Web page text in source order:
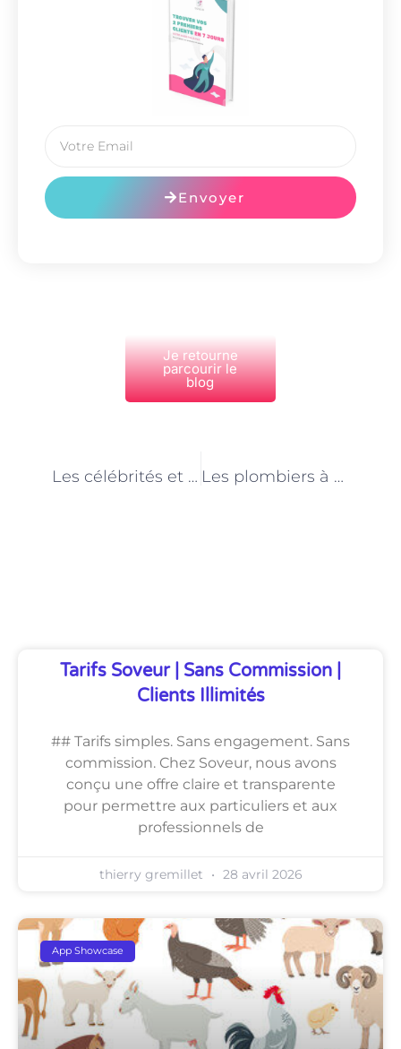
Envoyer
Je retourne
parcourir le
blog
Les célébrités et leur secret pour des dents blanches à Paris Les plombiers à Paris et la gestion des canalisations
Tarifs Soveur | Sans Commission |
Clients Illimités
## Tarifs simples. Sans engagement. Sans
commission. Chez Soveur, nous avons
conçu une offre claire et transparente
pour permettre aux particuliers et aux
professionnels de
thierry gremillet 28 avril 2026
App Showcase